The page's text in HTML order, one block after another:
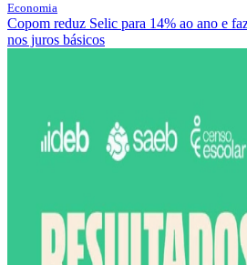
Economia
Copom reduz Selic para 14% ao ano e
nos juros básicos